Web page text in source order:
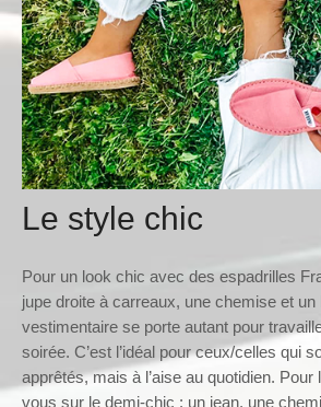
Le style chic
Pour un look chic avec des espadrilles
jupe droite à carreaux, une chemise et un
vestimentaire se porte autant pour
soirée. C’est l’idéal pour ceux/celles qui
apprêtés, mais à l’aise au quotidien.
vous sur le demi-chic : un jean, une